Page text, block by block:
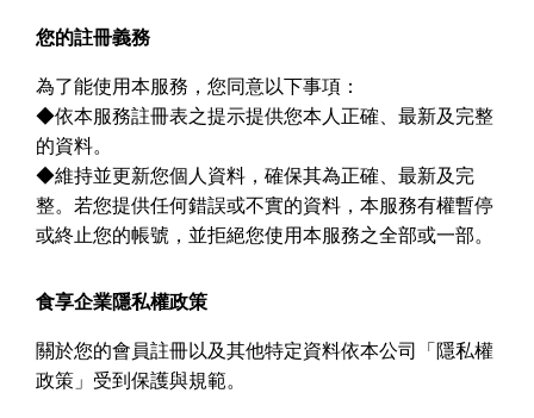
您的註冊義務
為了能使用本服務，您同意以下事項：
◆依本服務註冊表之提示提供您本人正確、最新及完整
的資料。
◆維持並更新您個人資料，確保其為正確、最新及完
整。若您提供任何錯誤或不實的資料，本服務有權暫停
或終止您的帳號，並拒絕您使用本服務之全部或一部。
食享企業隱私權政策
關於您的會員註冊以及其他特定資料依本公司「隱私權
政策」受到保護與規範。